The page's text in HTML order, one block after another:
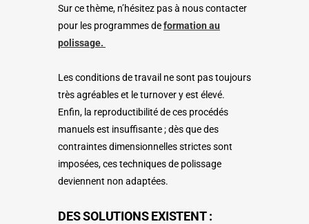
Sur ce thème, n’hésitez pas à nous contacter
pour les programmes deformation au
polissage.
Les conditions de travail ne sont pas toujours
très agréables et le turnover y est élevé.
Enfin, la reproductibilité de ces procédés
manuels est insuffisante ; dès que des
contraintes dimensionnelles strictes sont
imposées, ces techniques de polissage
deviennent non adaptées.
DES SOLUTIONS EXISTENT :